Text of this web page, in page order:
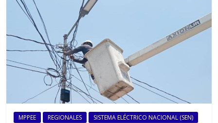
MPPEE REGIONALES SISTEMA ELÉCTRICO NACIONAL (SEN)